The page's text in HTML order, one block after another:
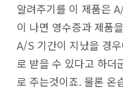
알려주기를 이 제품은
이 나면 영수증과 제품
A/S 기간이 지났을 경
로 받을 수 있다고 하더
로 주는것이죠. 물론 온